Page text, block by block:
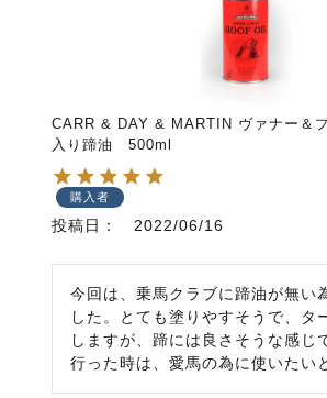
CARR & DAY & MARTIN ヴァナー＆
入り蹄油 500ml
購入者
投稿日 2022/06/16
今回は、乗馬クラブに蹄油が無い
した。とても塗りやすそうで、タ
しますが、蹄には良さそうな感じ
行った時は、愛馬の為に使いたい